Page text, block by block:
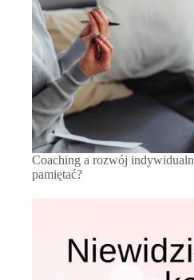
Coaching a rozwój
pamiętać?